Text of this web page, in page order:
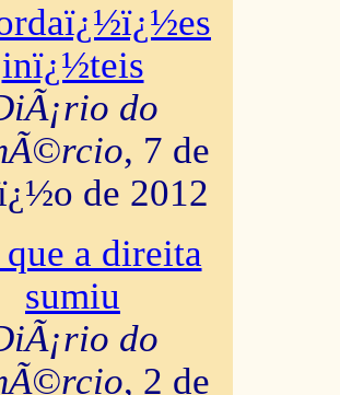
inï¿½teis
do
, 7 de
de 2012
que a direita
sumiu
do
, 2 de